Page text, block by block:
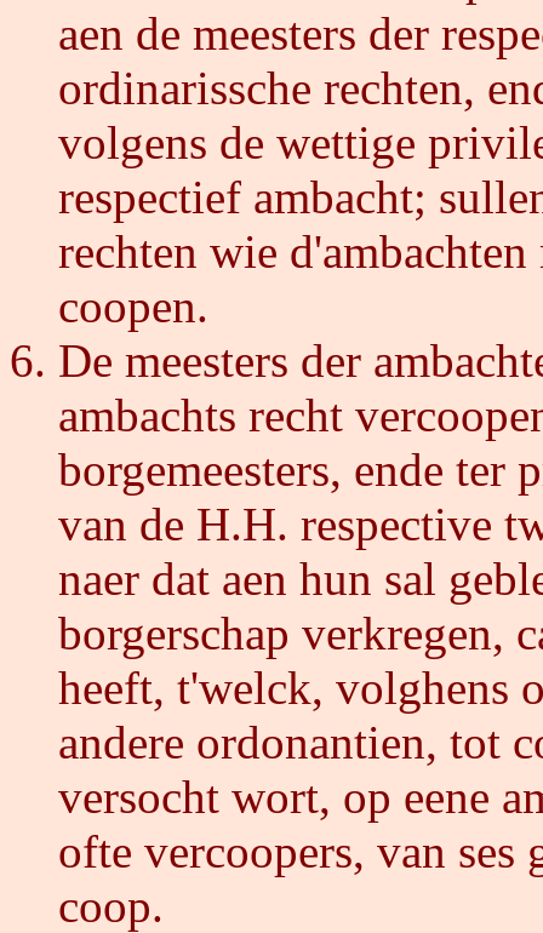
aen de meesters der
ordinarissche rechten,
volgens de wettige
respectief ambacht;
rechten wie
coopen.
De meesters der
ambachts recht
borgemeesters, ende ter
van de H.H. respective
naer dat aen hun sal
borgerschap verkregen,
heeft, t'welck, volghens
andere ordonantien, tot
versocht wort, op eene
ofte vercoopers, van
coop.